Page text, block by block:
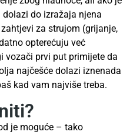
do izražaja njena
za strujom (grijanje,
opterećuju već
vozači prvi put primijete da
najčešće dolazi iznenada
kad vam najviše treba.
je moguće – tako